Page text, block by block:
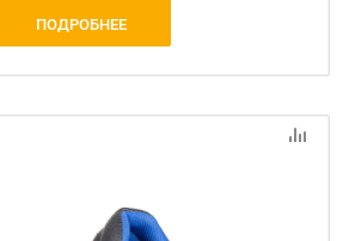
ПОДРОБНЕЕ